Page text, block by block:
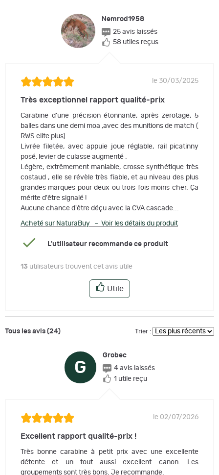
Nemrod1958
25 avis laissés
58 utiles reçus
le 30/03/2025
Très exceptionnel rapport qualité-prix
Carabine d'une précision étonnante, après zerotage, 5
balles dans une demi moa ,avec des munitions de match (
RWS elite plus) .
Livrée filetée, avec appuie joue réglable, rail picatinny
posé, levier de culasse augmenté .
Légère, extrêmement maniable, crosse synthétique très
costaud , elle se révèle très fiable, et au niveau des plus
grandes marques pour deux ou trois fois moins cher. Ça
mérite d'être signalé !
Aucune chance d'être déçu avec la CVA cascade...
Acheté sur NaturaBuy – Voir les détails du produit
L'utilisateur recommande ce produit
13 utilisateurs trouvent cet avis utile
Utile
Tous les avis (24) Trier :
G
Grobec
4 avis laissés
1 utile reçu
le 02/07/2026
Excellent rapport qualité-prix !
Très bonne carabine à petit prix avec une excellente
détente et un tout aussi excellent canon. Les
groupements sont très bons. Je recommande.